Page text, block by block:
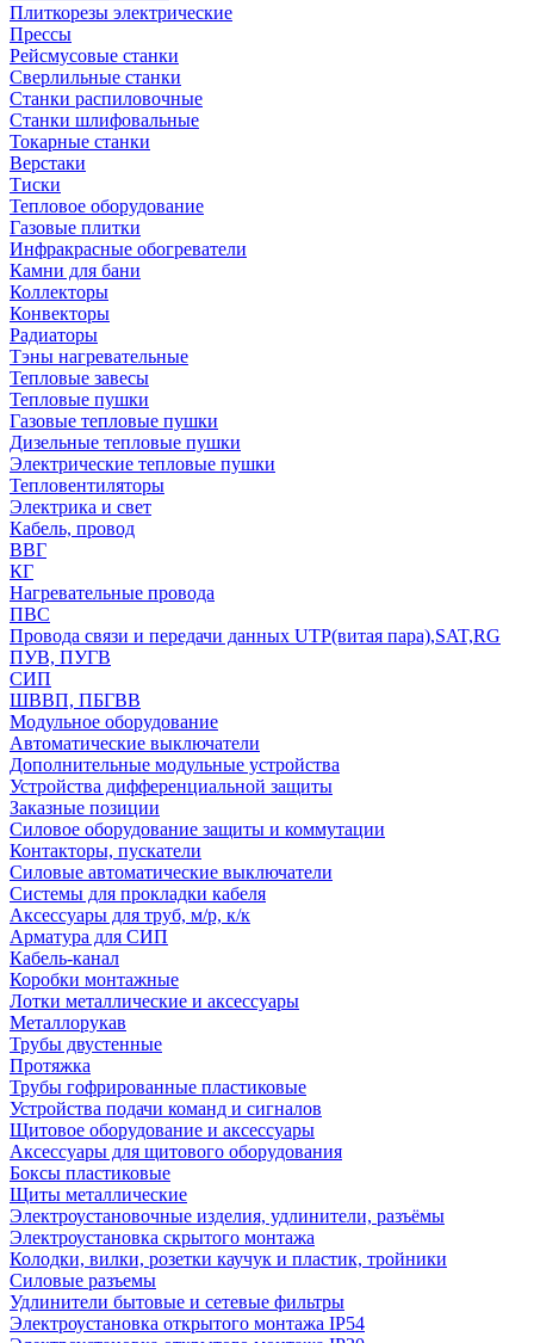
Плиткорезы электрические
Прессы
Рейсмусовые станки
Сверлильные станки
Станки распиловочные
Станки шлифовальные
Токарные станки
Верстаки
Тиски
Тепловое оборудование
Газовые плитки
Инфракрасные обогреватели
Камни для бани
Коллекторы
Конвекторы
Радиаторы
Тэны нагревательные
Тепловые завесы
Тепловые пушки
Газовые тепловые пушки
Дизельные тепловые пушки
Электрические тепловые пушки
Тепловентиляторы
Электрика и свет
Кабель, провод
ВВГ
КГ
Нагревательные провода
ПВС
Провода связи и передачи данных UTP(витая пара),SAT,RG
ПУВ, ПУГВ
СИП
ШВВП, ПБГВВ
Модульное оборудование
Автоматические выключатели
Дополнительные модульные устройства
Устройства дифференциальной защиты
Заказные позиции
Силовое оборудование защиты и коммутации
Контакторы, пускатели
Силовые автоматические выключатели
Системы для прокладки кабеля
Аксессуары для труб, м/р, к/к
Арматура для СИП
Кабель-канал
Коробки монтажные
Лотки металлические и аксессуары
Металлорукав
Трубы двустенные
Протяжка
Трубы гофрированные пластиковые
Устройства подачи команд и сигналов
Щитовое оборудование и аксессуары
Аксессуары для щитового оборудования
Боксы пластиковые
Щиты металлические
Электроустановочные изделия, удлинители, разъёмы
Электроустановка скрытого монтажа
Колодки, вилки, розетки каучук и пластик, тройники
Силовые разъемы
Удлинители бытовые и сетевые фильтры
Электроустановка открытого монтажа IP54